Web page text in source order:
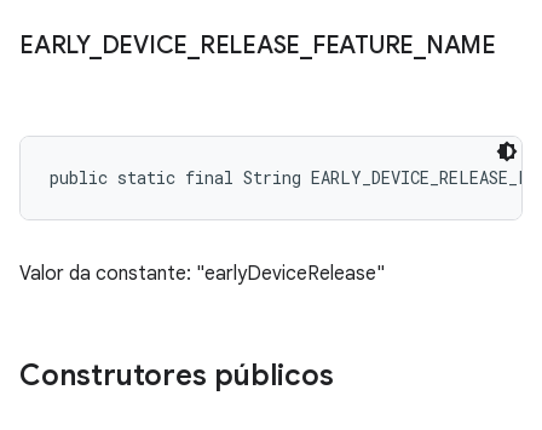
EARLY_ DEVICE RELEASE FEATURE NAME
public static final String
Valor da constante: "earlyDeviceRelease"
Construtores públicos